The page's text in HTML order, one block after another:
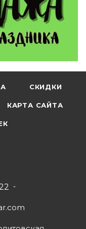
СКИДКИ
КАРТА САЙТА